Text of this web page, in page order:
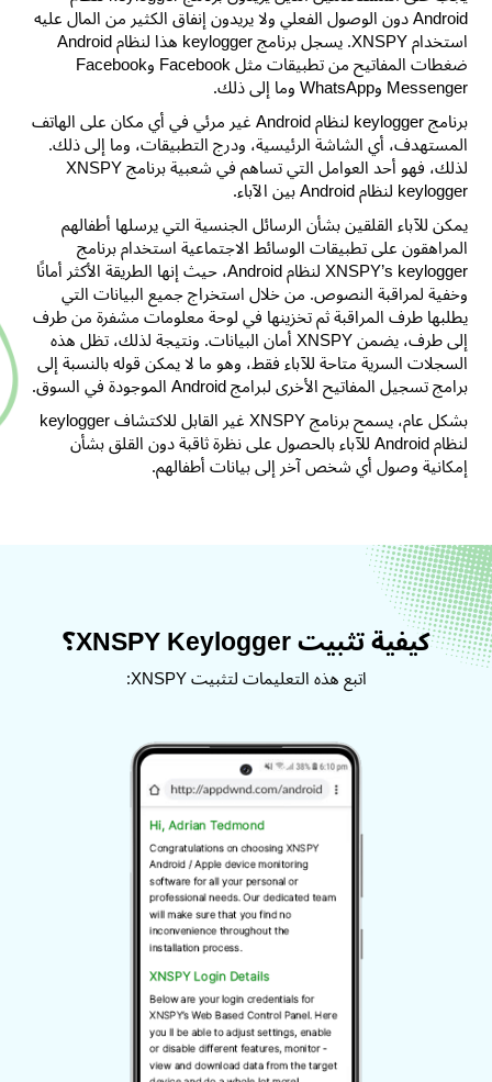
Android دون الوصول الفعلي ولا يريدون إنفاق الكثير من المال عليه
استخدام XNSPY. يسجل برنامج keylogger هذا لنظام Android
ضغطات المفاتيح من تطبيقات مثل Facebook وFacebook
Messenger وWhatsApp وما إلى ذلك.
برنامج keylogger لنظام Android غير مرئي في أي مكان على الهاتف
المستهدف، أي الشاشة الرئيسية، ودرج التطبيقات، وما إلى ذلك.
لذلك، فهو أحد العوامل التي تساهم في شعبية برنامج XNSPY
keylogger لنظام Android بين الآباء.
يمكن للآباء القلقين بشأن الرسائل الجنسية التي يرسلها أطفالهم
المراهقون على تطبيقات الوسائط الاجتماعية استخدام برنامج
XNSPY’s keylogger لنظام Android، حيث إنها الطريقة الأكثر أمانًا
وخفية لمراقبة النصوص. من خلال استخراج جميع البيانات التي
يطلبها طرف المراقبة ثم تخزينها في لوحة معلومات مشفرة من طرف
إلى طرف، يضمن XNSPY أمان البيانات. ونتيجة لذلك، تظل هذه
السجلات السرية متاحة للآباء فقط، وهو ما لا يمكن قوله بالنسبة إلى
برامج تسجيل المفاتيح الأخرى لبرامج Android الموجودة في السوق.
بشكل عام، يسمح برنامج XNSPY غير القابل للاكتشاف keylogger
لنظام Android للآباء بالحصول على نظرة ثاقبة دون القلق بشأن
إمكانية وصول أي شخص آخر إلى بيانات أطفالهم.
كيفية تثبيت XNSPY Keylogger؟
اتبع هذه التعليمات لتثبيت XNSPY: